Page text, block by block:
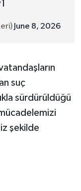
June 8, 2026
suç
sürdürüldüğü
şekilde